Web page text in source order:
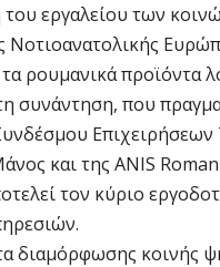
του εργαλείου των
ρουμανικά προϊόντα
συνάντηση, που
και της ANIS
τον κύριο
διαμόρφωσης κοινής